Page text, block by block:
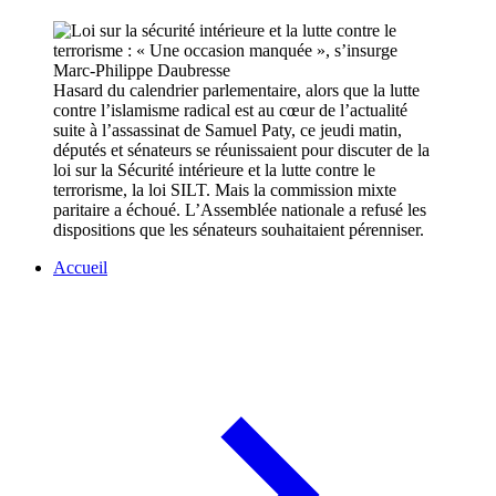
Hasard du calendrier parlementaire, alors que la lutte
contre l’islamisme radical est au cœur de l’actualité
suite à l’assassinat de Samuel Paty, ce jeudi matin,
députés et sénateurs se réunissaient pour discuter de la
loi sur la Sécurité intérieure et la lutte contre le
terrorisme, la loi SILT. Mais la commission mixte
paritaire a échoué. L’Assemblée nationale a refusé les
dispositions que les sénateurs souhaitaient pérenniser.
Accueil